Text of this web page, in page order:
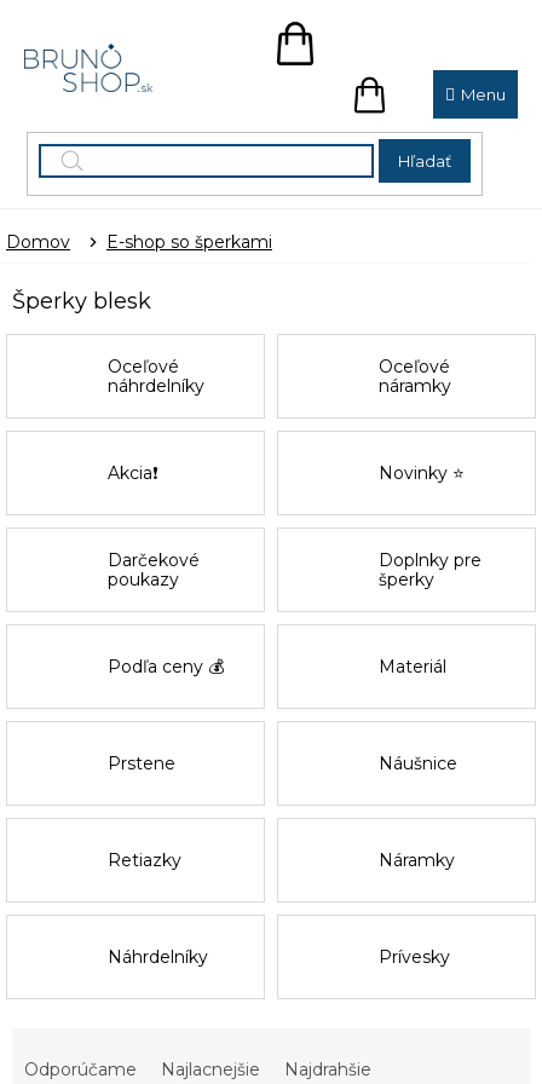
obsah
Hľadať
NÁKUPNÝ
NÁKUPNÝ
KOŠÍK
Domov E-shop so šperkami
Šperky blesk
Oceľové
náhrdelníky
Oceľové
náramky
Akcia❗ Novinky ⭐
Darčekové
poukazy
Doplnky pre
šperky
Podľa ceny 💰 Materiál
Prstene Náušnice
Retiazky Náramky
Náhrdelníky Prívesky
Odporúčame Najlacnejšie Najdrahšie